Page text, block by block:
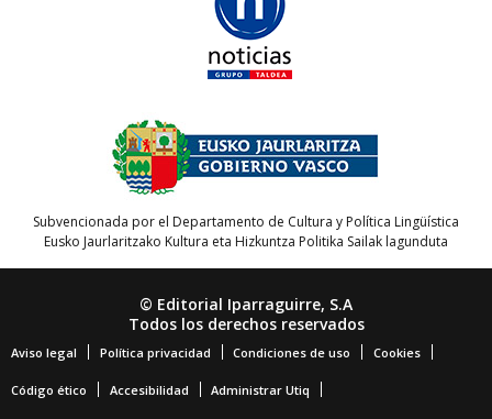
Subvencionada por el Departamento de Cultura y Política Lingüística
Eusko Jaurlaritzako Kultura eta Hizkuntza Politika Sailak lagunduta
© Editorial Iparraguirre, S.A
Todos los derechos reservados
Aviso legal Política privacidad Condiciones de uso Cookies
Código ético Accesibilidad Administrar Utiq